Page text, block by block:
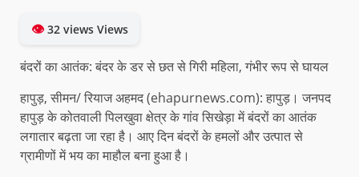
👁32 views Views
बंदरों का आतंक: बंदर के डर से छत से गिरी महिला, गंभीर रूप से घायल
हापुड़, सीमन/ रियाज अहमद (ehapurnews.com): हापुड़। जनपद
हापुड़ के कोतवाली पिलखुवा क्षेत्र के गांव सिखेड़ा में बंदरों का आतंक
लगातार बढ़ता जा रहा है। आए दिन बंदरों के हमलों और उत्पात से
ग्रामीणों में भय का माहौल बना हुआ है।